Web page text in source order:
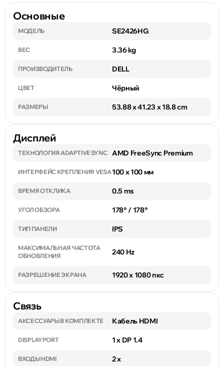
Основные
МОДЕЛЬ SE2426HG
ВЕС 3.36 kg
ПРОИЗВОДИТЕЛЬ DELL
ЦВЕТ Чёрный
РАЗМЕРЫ 53.88 x 41.23 x 18.8 cm
Дисплей
ТЕХНОЛОГИЯ ADAPTIVE SYNC AMD FreeSync Premium
ИНТЕРФЕЙС КРЕПЛЕНИЯ VESA100 x 100 мм
ВРЕМЯ ОТКЛИКА 0.5 ms
УГОЛ ОБЗОРА 178° / 178°
ТИП ПАНЕЛИ IPS
МАКСИМАЛЬНАЯ ЧАСТОТА
ОБНОВЛЕНИЯ
240 Hz
РАЗРЕШЕНИЕ ЭКРАНА 1920 x 1080 пкс
Связь
АКСЕССУАРЫ В КОМПЛЕКТЕ Кабель HDMI
DISPLAYPORT 1 x DP 1.4
ВХОДЫ HDMI 2 x